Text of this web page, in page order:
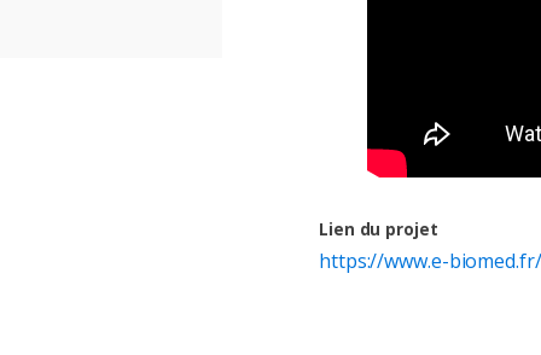
Lien du projet
https://www.e-biomed.fr/